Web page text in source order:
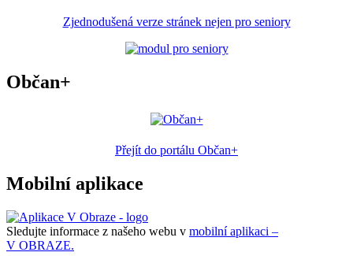
Zjednodušená verze stránek nejen pro seniory
Občan+
Přejít do portálu Občan+
Mobilní aplikace
Sledujte informace z našeho webu v mobilní aplikaci –
V OBRAZE.